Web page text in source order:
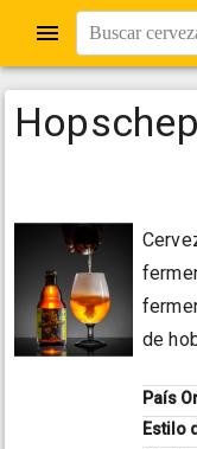
Buscar
de
País
Estilo